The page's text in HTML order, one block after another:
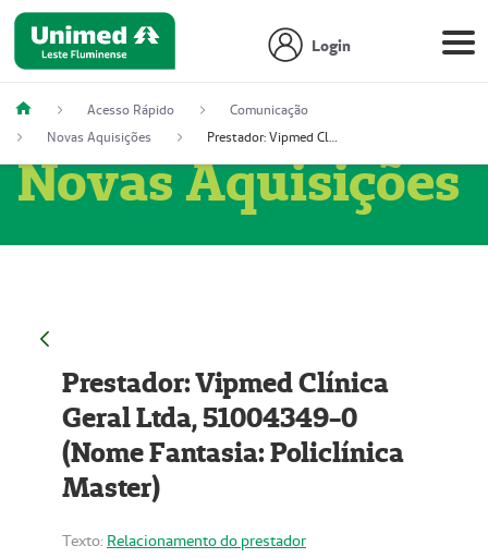
Login
Acesso Rápido
Comunicação
Novas Aquisições
Prestador: Vipmed Clínica Geral Ltda, 51004349-0 (Nome Fantasia: Policlínica Master)
Novas Aquisições
Prestador: Vipmed Clínica
Geral Ltda, 51004349-0
(Nome Fantasia: Policlínica
Master)
Texto: Relacionamento do prestador